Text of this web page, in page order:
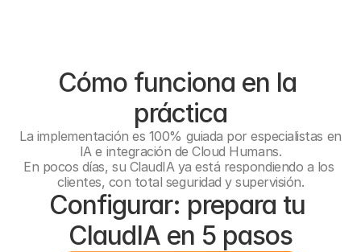
Cómo funciona en la
práctica
La implementación es 100% guiada por especialistas en
IA e integración de Cloud Humans.
En pocos días, su ClaudIA ya está respondiendo a los
clientes, con total seguridad y supervisión.
Configurar: prepara tu
ClaudIA en 5 pasos